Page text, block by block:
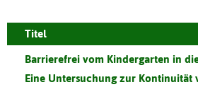
Titel
Barrierefrei vom Kindergarten in
Eine Untersuchung zur Kontinuität